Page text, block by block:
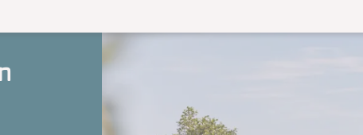
Noetselerberg
't Rheezerwold
Populaire thema'sVoordelig op pad